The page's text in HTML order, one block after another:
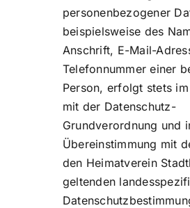
personenbezogener
beispielsweise des
Anschrift, E-Mail-
Telefonnummer einer
Person, erfolgt stets
mit der Datenschutz-
Grundverordnung und
Übereinstimmung mit
den Heimatverein
geltenden